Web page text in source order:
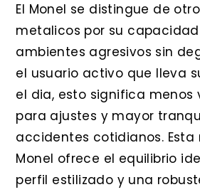
El Monel se distingue de
metalicos por su
ambientes agresivos sin
el usuario activo que lleva
el dia, esto significa menos
para ajustes y mayor
accidentes cotidianos. Esta
Monel ofrece el equilibrio
perfil estilizado y una